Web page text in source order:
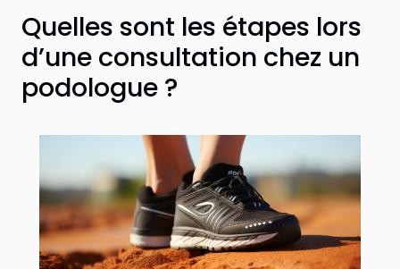
Quelles sont les étapes lors
d’une consultation chez un
podologue ?